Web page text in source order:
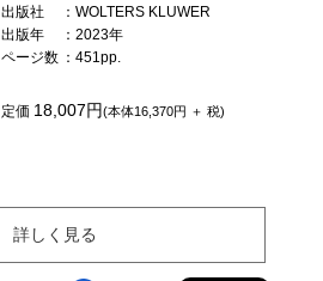
出版社
：WOLTERS KLUWER
出版年
：2023年
ページ数 ：451pp.
定価 18,007円(本体16,370円 ＋ 税)
詳しく見る